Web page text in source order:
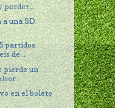
perder...
a una SD
partidos
de...
pierde un
en el boleto